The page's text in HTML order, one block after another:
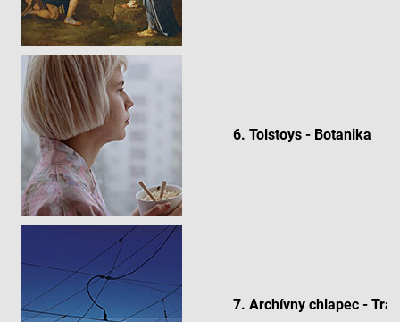
6. Tolstoys - Botanika
7. Archívny chlapec -